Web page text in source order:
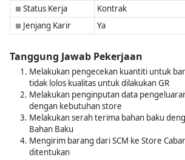
■ Status Kerja Kontrak
■ Jenjang Karir Ya
Tanggung Jawab Pekerjaan
Melakukan pengecekan kuantiti untuk
tidak lolos kualitas untuk dilakukan GR
Melakukan penginputan data
dengan kebutuhan store
Melakukan serah terima bahan baku
Bahan Baku
Mengirim barang dari SCM ke Store
ditentukan